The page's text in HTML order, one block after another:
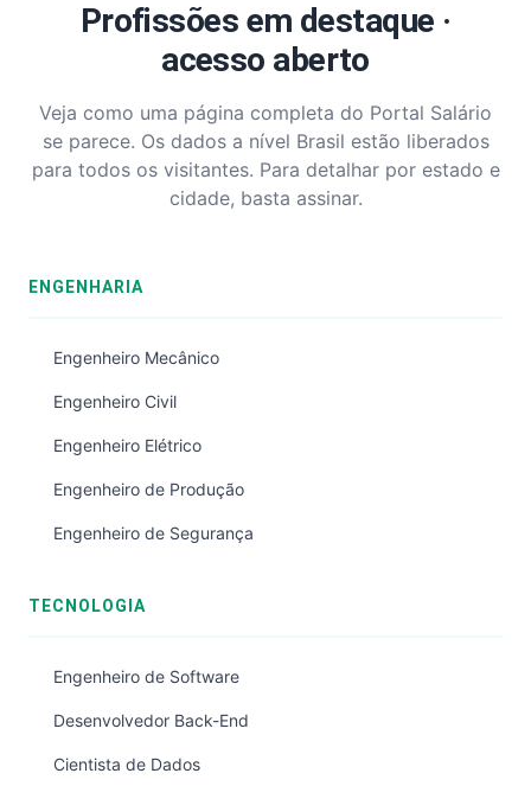
Profissões em destaque ·
acesso aberto
Veja como uma página completa do Portal Salário
se parece. Os dados a nível Brasil estão liberados
para todos os visitantes. Para detalhar por estado e
cidade, basta assinar.
ENGENHARIA
Engenheiro Mecânico
Engenheiro Civil
Engenheiro Elétrico
Engenheiro de Produção
Engenheiro de Segurança
TECNOLOGIA
Engenheiro de Software
Desenvolvedor Back-End
Cientista de Dados